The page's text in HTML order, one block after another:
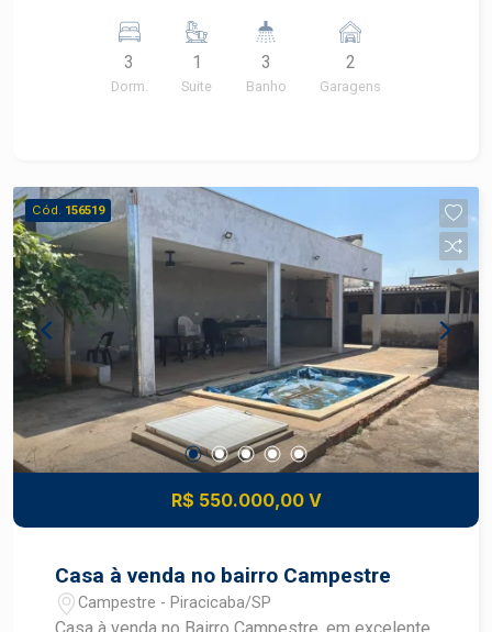
banheiro social lavanderia Gourmet com
churrasqueira + banheiro + quarto depósito
Agende uma visita com Corretor Frias Neto
3
Dorm.
1
Suite
3
Banho
2
Garagens
Cód. 156519
R$ 550.000,00 V
Casa à venda no bairro Campestre
Campestre - Piracicaba/SP